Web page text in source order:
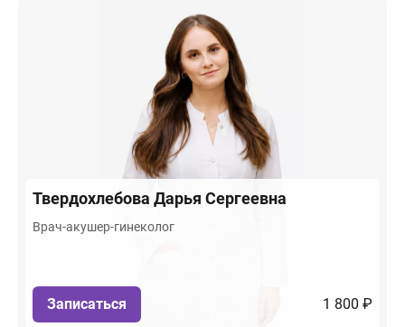
Твердохлебова Дарья Сергеевна
Врач-акушер-гинеколог
Записаться 1 800 ₽